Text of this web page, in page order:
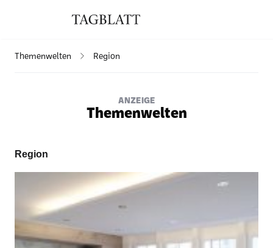
Themenwelten Region
ANZEIGE
Themenwelten
Region